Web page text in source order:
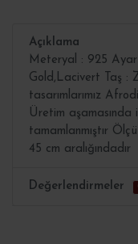
Açıklama
Meteryal : 925 Ayar
Gold,Lacivert Taş :
tasarımlarımız
Üretim aşamasında
tamamlanmıştır
45 cm aralığındadır
Değerlendirmeler